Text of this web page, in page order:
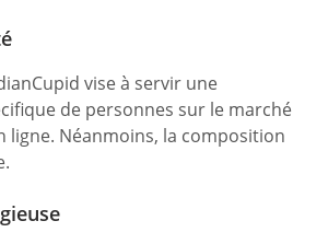
vise à servir une
de personnes sur le marché
ligne. Néanmoins, la composition